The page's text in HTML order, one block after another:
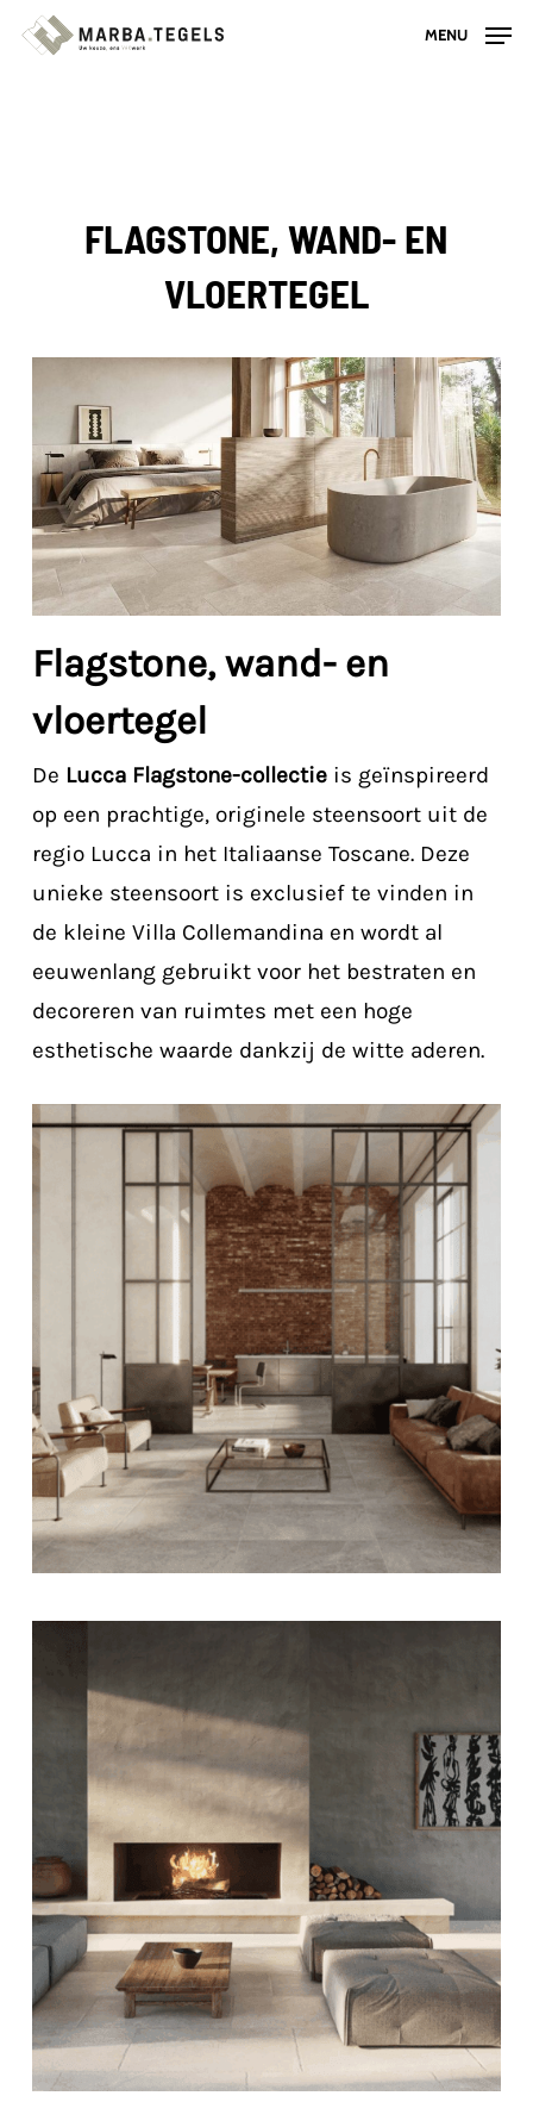
Skip
MENU
FLAGSTONE, WAND- EN
VLOERTEGEL
Flagstone, wand- en
vloertegel
De Lucca Flagstone-collectieis geïnspireerd
op een prachtige, originele steensoort uit de
regio Lucca in het Italiaanse Toscane. Deze
unieke steensoort is exclusief te vinden in
de kleine Villa Collemandina en wordt al
eeuwenlang gebruikt voor het bestraten en
decoreren van ruimtes met een hoge
esthetische waarde dankzij de witte aderen.